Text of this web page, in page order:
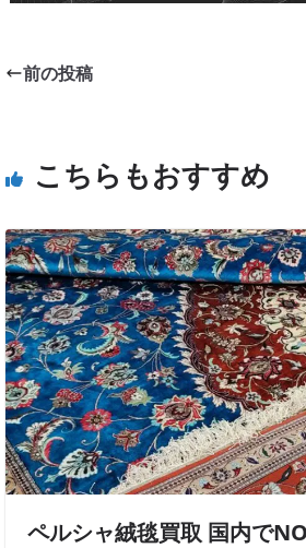
前の投稿
こちらもおすすめ
ペルシャ絨毯買取 国内で